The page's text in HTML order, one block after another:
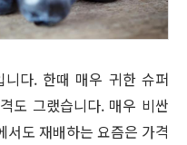
니다. 한때 매우 귀한 슈퍼
도 그랬습니다. 매우 비싼
도 재배하는 요즘은 가격